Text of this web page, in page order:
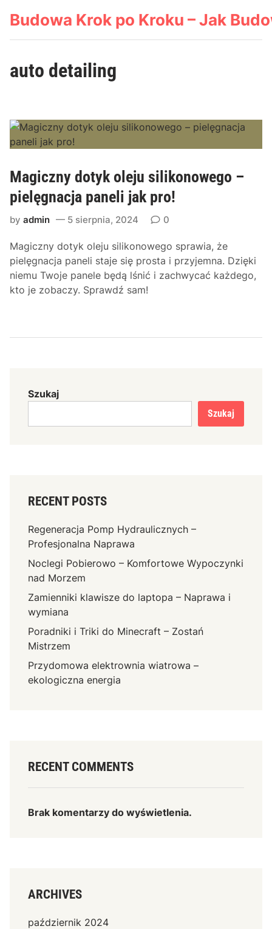
Budowa Krok po Kroku – Jak
auto detailing
Magiczny dotyk oleju silikonowego –
pielęgnacja paneli jak pro!
byadmin 5 sierpnia, 2024 0
Magiczny dotyk oleju silikonowego sprawia, że
pielęgnacja paneli staje się prosta i przyjemna. Dzięki
niemu Twoje panele będą lśnić i zachwycać każdego,
kto je zobaczy. Sprawdź sam!
Szukaj
Szukaj
RECENT POSTS
Regeneracja Pomp Hydraulicznych –
Profesjonalna Naprawa
Noclegi Pobierowo – Komfortowe Wypoczynki
nad Morzem
Zamienniki klawisze do laptopa – Naprawa i
wymiana
Poradniki i Triki do Minecraft – Zostań
Mistrzem
Przydomowa elektrownia wiatrowa –
ekologiczna energia
RECENT COMMENTS
Brak komentarzy do wyświetlenia.
ARCHIVES
październik 2024